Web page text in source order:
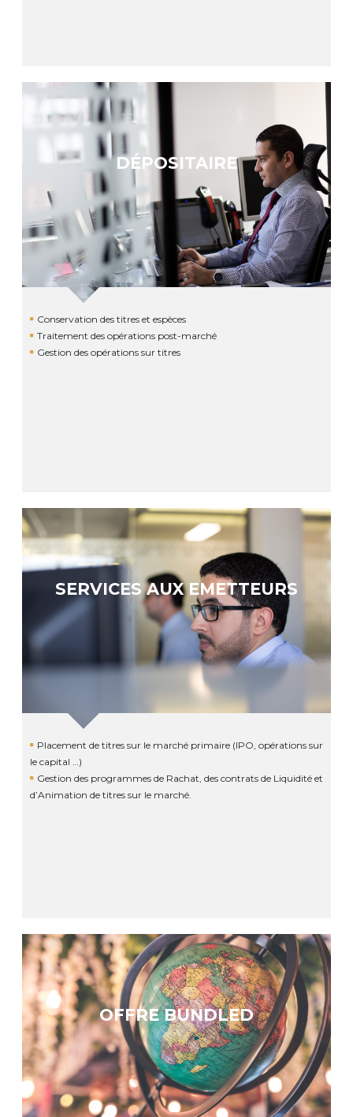
DÉPOSITAIRE
Conservation des titres et espèces
Traitement des opérations post-marché
Gestion des opérations sur titres
SERVICES AUX EMETTEURS
Placement de titres sur le marché primaire (IPO, opérations sur
le capital …)
Gestion des programmes de Rachat, des contrats de Liquidité et
d’Animation de titres sur le marché.
OFFRE BUNDLED